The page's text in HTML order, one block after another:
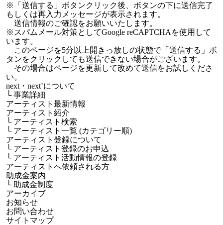
※「送信する」ボタンクリック後、ボタンの下に送信完了
もしくは再入力メッセージが表示されます。
送信情報のご確認をお願いいたします。
※スパムメール対策としてGoogle reCAPTCHAを使用して
います。
このページを5分以上開きっ放しの状態で「送信する」ボ
タンをクリックしても送信できない場合がございます。
その場合はページを更新して改めて送信をお試しくださ
い。
next・next⁺について
└事業詳細
アーティスト最新情報
アーティスト紹介
└ アーティスト検索
└ アーティスト一覧 (カテゴリー順)
アーティスト登録について
└ アーティスト登録のお申込
└ アーティスト活動情報の登録
アーティストへ依頼される方
助成金案内
└ 助成金制度
アーカイブ
お知らせ
お問い合わせ
サイトマップ